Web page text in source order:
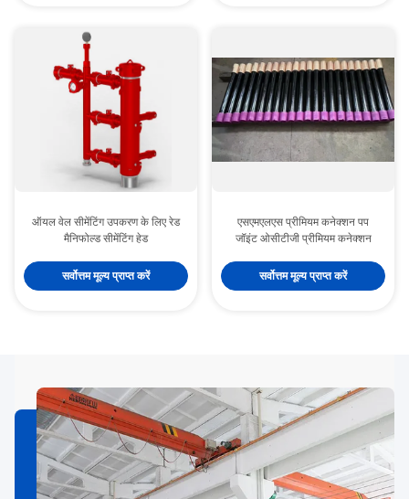
ऑयल वेल सीमेंटिंग उपकरण के लिए रेड
मैनिफोल्ड सीमेंटिंग हेड
सर्वोत्तम मूल्य प्राप्त करें
एसएमएलएस प्रीमियम कनेक्शन पप
जॉइंट ओसीटीजी प्रीमियम कनेक्शन
सर्वोत्तम मूल्य प्राप्त करें